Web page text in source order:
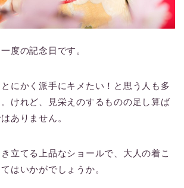
度の記念日です。
にかく派手にキメたい！と思う人も多
けれど、見栄えのするものの足し算ば
ありません。
立てる上品なショールで、大人の着こ
はいかがでしょうか。